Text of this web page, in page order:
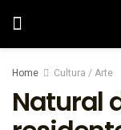
Home Cultura / Arte
Natural